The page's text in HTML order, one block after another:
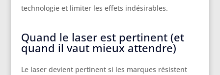
technologie et limiter les effets indésirables.
Quand le laser est pertinent (et
quand il vaut mieux attendre)
Le laser devient pertinent si les marques résistent